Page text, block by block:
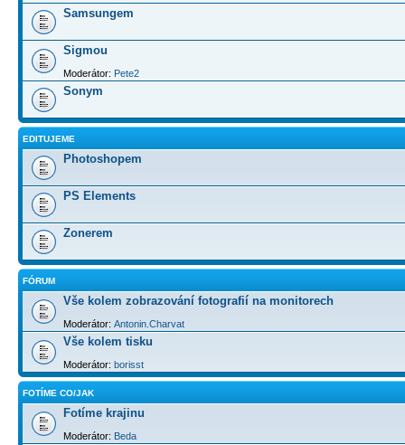
Samsungem
Sigmou
Moderátor: Pete2
Sonym
EDITUJEME
Photoshopem
PS Elements
Zonerem
FÓRUM
Vše kolem zobrazování fotografií na monitorech
Moderátor: Antonin.Charvat
Vše kolem tisku
Moderátor: borisst
FOTÍME CO/JAK
Fotíme krajinu
Moderátor: Beda